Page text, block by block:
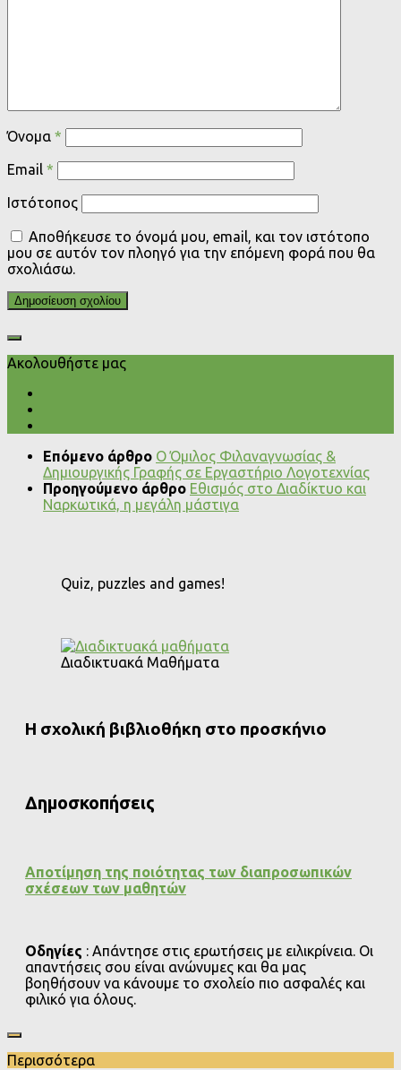
Όνομα *
Email *
Ιστότοπος
Αποθήκευσε το όνομά μου, email, και τον ιστότοπο
μου σε αυτόν τον πλοηγό για την επόμενη φορά που θα
σχολιάσω.
Ακολουθήστε μας
Επόμενο άρθρο Ο Όμιλος Φιλαναγνωσίας &
Δημιουργικής Γραφής σε Εργαστήριο Λογοτεχνίας
Προηγούμενο άρθρο Εθισμός στο Διαδίκτυο και
Ναρκωτικά, η μεγάλη μάστιγα
Quiz, puzzles and games!
Διαδικτυακά Μαθήματα
Η σχολική βιβλιοθήκη στο προσκήνιο
Δημοσκοπήσεις
Αποτίμηση της ποιότητας των διαπροσωπικών
σχέσεων των μαθητών
Οδηγίες : Απάντησε στις ερωτήσεις με ειλικρίνεια. Οι
απαντήσεις σου είναι ανώνυμες και θα μας
βοηθήσουν να κάνουμε το σχολείο πιο ασφαλές και
φιλικό για όλους.
Περισσότερα